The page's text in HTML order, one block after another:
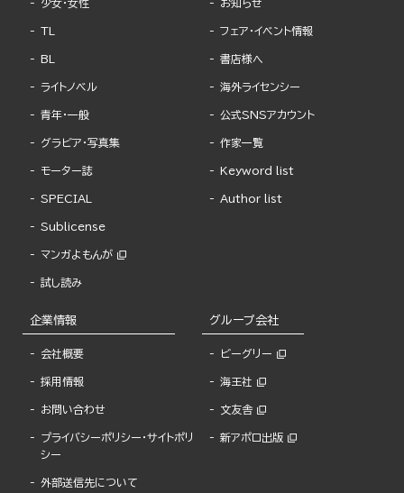
少女・女性
TL
BL
ライトノベル
青年・一般
グラビア・写真集
モーター誌
SPECIAL
Sublicense
マンガよもんが
試し読み
お知らせ
フェア・イベント情報
書店様へ
海外ライセンシー
公式SNSアカウント
作家一覧
Keyword list
Author list
企業情報
会社概要
採用情報
お問い合わせ
プライバシーポリシー・サイトポリ
シー
外部送信先について
グループ会社
ビーグリー
海王社
文友舎
新アポロ出版